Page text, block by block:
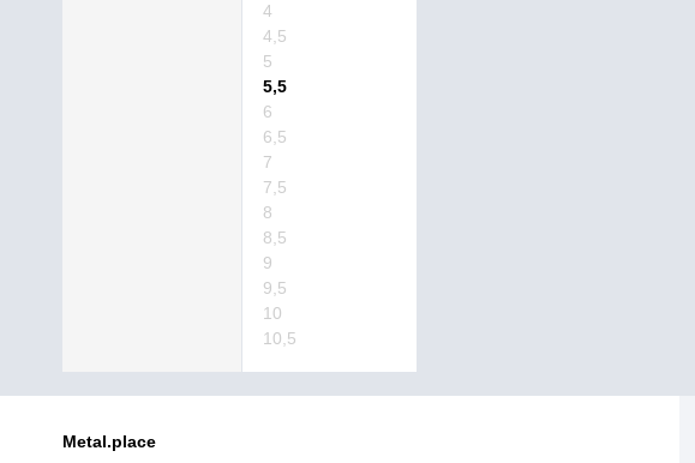
4
4,5
5
5,5
6
6,5
7
7,5
8
8,5
9
9,5
10
10,5
Metal.place